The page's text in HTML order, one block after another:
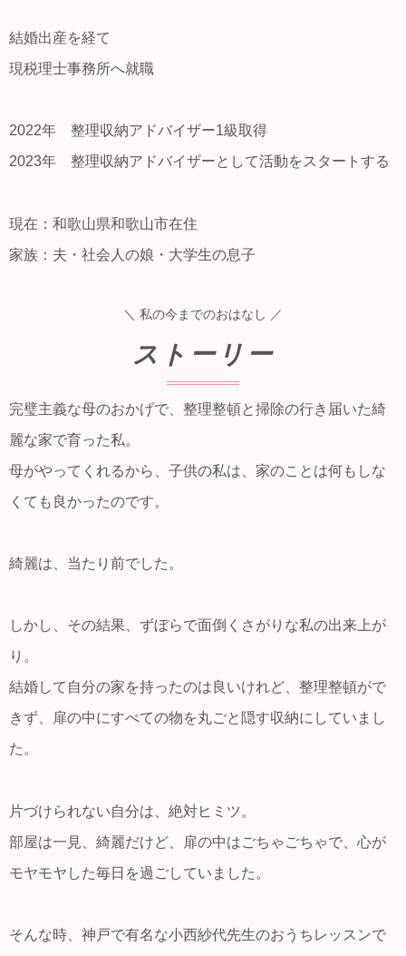
結婚出産を経て
現税理士事務所へ就職
2022年 整理収納アドバイザー1級取得
2023年 整理収納アドバイザーとして活動をスタートする
現在：和歌山県和歌山市在住
家族：夫・社会人の娘・大学生の息子
＼ 私の今までのおはなし ／
ストーリー
完璧主義な母のおかげで、整理整頓と掃除の行き届いた綺
麗な家で育った私。
母がやってくれるから、子供の私は、家のことは何もしな
くても良かったのです。
綺麗は、当たり前でした。
しかし、その結果、ずぼらで面倒くさがりな私の出来上が
り。
結婚して自分の家を持ったのは良いけれど、整理整頓がで
きず、扉の中にすべての物を丸ごと隠す収納にしていまし
た。
片づけられない自分は、絶対ヒミツ。
部屋は一見、綺麗だけど、扉の中はごちゃごちゃで、心が
モヤモヤした毎日を過ごしていました。
そんな時、神戸で有名な小西紗代先生のおうちレッスンで